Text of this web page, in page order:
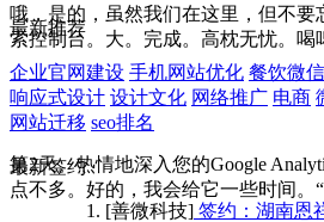
哦，是的，虽然我们在这里，但不要
索控制台。大。完成。高枕无忧。喝
第2天。热情地深入您的Google
点不多。好的，我会给它一些时间。“
最新推荐
企业官网建设 手机网站优化 餐饮微
响应式设计 设计文化 网络推广 电商
网站迁移 seo排名
最新签约
[善微科技] 签约：湖南恩